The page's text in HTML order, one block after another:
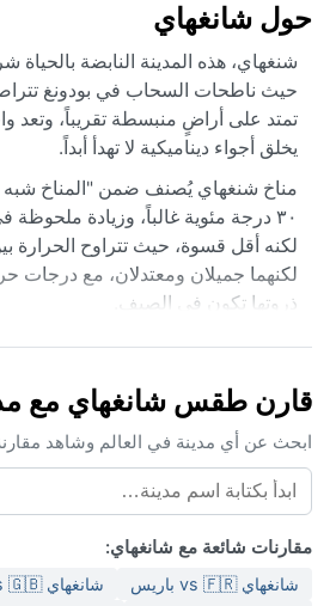
حول شانغهاي
شنغهاي، هذه المدينة النابضة
حيث ناطحات السحاب في بودونغ تتراصف
تمتد على أراضٍ منبسطة تقريباً، وتعد
يخلق أجواء ديناميكية لا تهدأ أبداً.
٣٠ درجة مئوية غالباً، وزيادة
لكنهما جميلان ومعتدلان، مع درجات
ذروتها تكون في الصيف.
أفضل وقت لزيارة شنغهاي من حيث
المدينة أحياناً للأعاصير القادمة من
الضباب الكثيف أحياناً يؤثر على
قارن طقس شانغهاي مع
ابحث عن أي مدينة في العالم وشاهد
مقارنات شائعة مع شانغهاي:
شانغهاي vs 🇫🇷 باريس شانغهاي vs 🇬🇧 لندن